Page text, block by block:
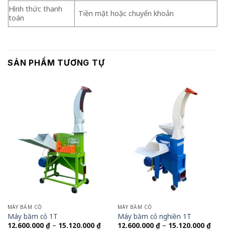
Hình thức thanh
toán
Tiền mặt hoặc chuyển khoản
SẢN PHẨM TƯƠNG TỰ
MÁY BĂM CỎ
Máy băm cỏ 1T
12.600.000 ₫ – 15.120.000 ₫Khoảng
giá:
MÁY BĂM CỎ
Máy băm cỏ nghiền 1T
12.600.000 ₫ – 15.120.000 ₫
giá: